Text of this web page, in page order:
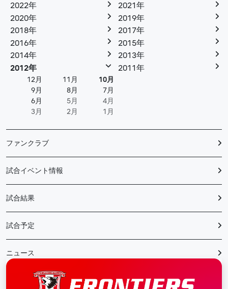
2022年
2021年
2020年
2019年
2018年
2017年
2016年
2015年
2014年
2013年
2012年
12月 11月
10月
9月
8月
7月
6月
5月
4月
3月
2月 1月
2011年
ファンクラブ
試合イベント情報
試合結果
試合予定
ニュース